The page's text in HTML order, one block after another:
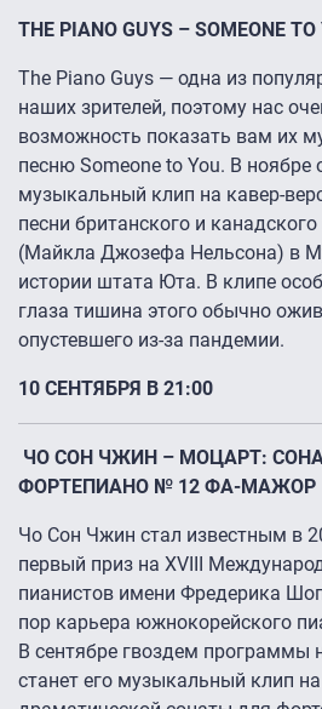
THE PIANO GUYS – SOMEONE TO
The Piano Guys — одна из
наших зрителей, поэтому нас
возможность показать вам их
песню Someone to You. В ноябре
музыкальный клип на кавер-
песни британского и
(Майкла Джозефа Нельсона) в
истории штата Юта. В клипе
глаза тишина этого обычно
опустевшего из-за пандемии.
10 СЕНТЯБРЯ В 21:00
ЧО СОН ЧЖИН – МОЦАРТ:
ФОРТЕПИАНО № 12 ФА-МАЖОР
Чо Сон Чжин стал известным в
первый приз на XVIII
пианистов имени Фредерика
пор карьера южнокорейского
В сентябре гвоздем программы
станет его музыкальный клип